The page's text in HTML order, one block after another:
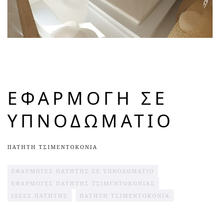
ΕΦΑΡΜΟΓΗ ΣΕ
ΥΠΝΟΔΩΜΑΤΙΟ
ΠΑΤΗΤΗ ΤΣΙΜΕΝΤΟΚΟΝΙΑ
ΕΦΑΡΜΟΓΕΣ ΠΑΤΗΤΗΣ ΣΕ ΥΠΝΟΔΩΜΑΤΙΟ
ΕΦΑΡΜΟΓΕΣ ΠΑΤΗΤΗΣ ΤΣΙΜΕΝΤΟΚΟΝΙΑΣ
ΙΔΕΕΣ ΠΑΤΗΤΗΣ
ΠΑΤΗΤΗ ΤΣΙΜΕΝΤΟΚΟΝΙΑ